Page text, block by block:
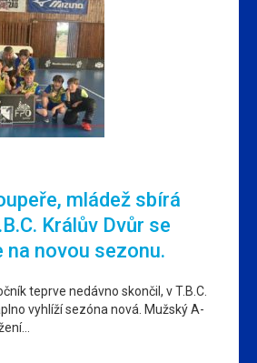
mládež sbírá
Králův Dvůr se
na novou sezonu.
teprve nedávno skončil, v T.B.C.
vyhlíží sezóna nová. Mužský A-